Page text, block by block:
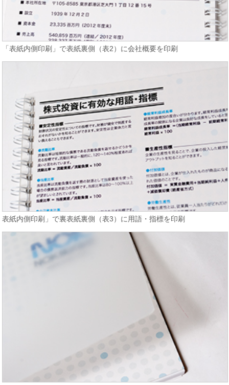
「表紙内側印刷」で表紙裏側（表2）に会社概要を印刷
表紙内側印刷」で裏表紙裏側（表3）に用語・指標を印刷